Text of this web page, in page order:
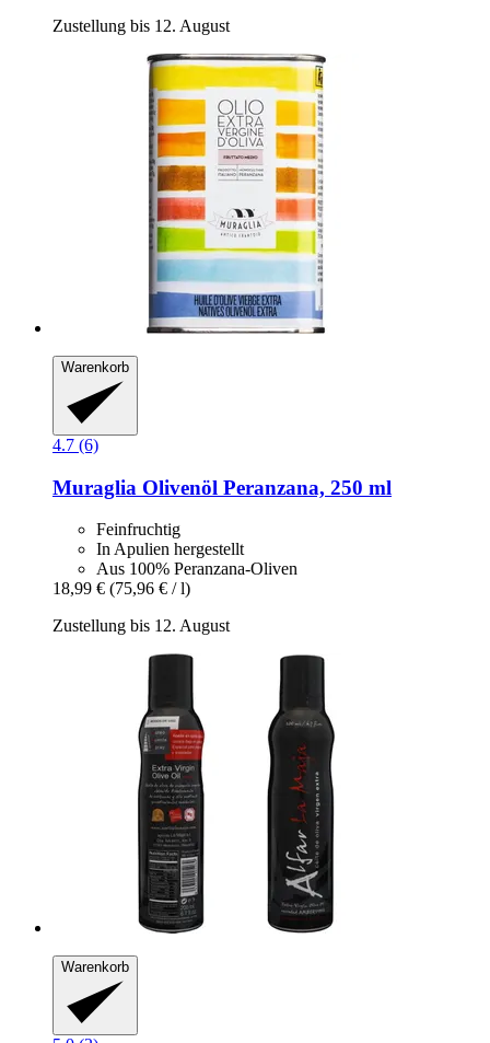
Zustellung bis 12. August
Warenkorb
4.7 (6)
Muraglia Olivenöl Peranzana, 250 ml
Feinfruchtig
In Apulien hergestellt
Aus 100% Peranzana-Oliven
18,99 € (75,96 € / l)
Zustellung bis 12. August
Warenkorb